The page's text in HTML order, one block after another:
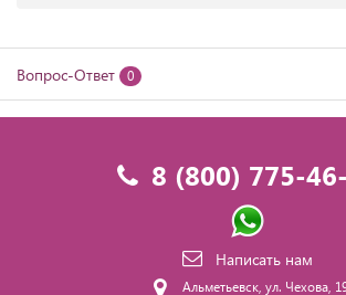
Вопрос-Ответ 0
8 (800) 775-
Написать нам
Альметьевск, ул. Чехова,